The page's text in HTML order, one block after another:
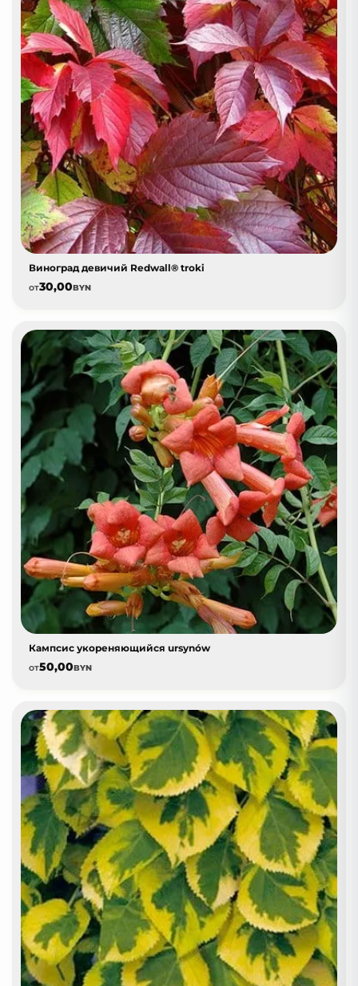
Виноград девичий Redwall® troki
от30,00BYN
Кампсис укореняющийся ursynów
от50,00BYN